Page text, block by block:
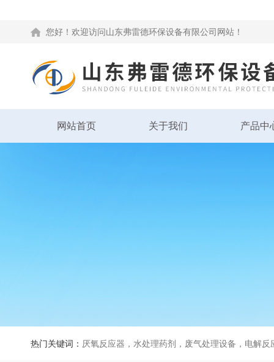
您好！欢迎访问山东弗雷德环保设备有限公司网站！
网站首页 关于我们 产品中
热门关键词： 厌氧反应器，水处理药剂，废气处理设备，电解